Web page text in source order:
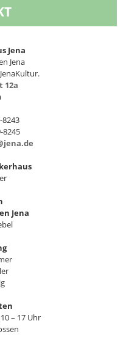
Jena
Jena
12a
8243
8245
Jena
– 17 Uhr